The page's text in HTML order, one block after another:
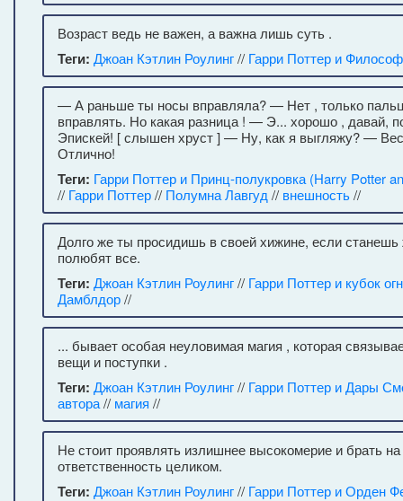
Возраст ведь не важен, а важна лишь суть .
Теги: Джоан Кэтлин Роулинг// Гарри Поттер и
— А раньше ты носы вправляла? — Нет , только
вправлять. Но какая разница ! — Э... хорошо , давай,
Эпискей! [ слышен хруст ] — Ну, как я выгляжу? —
Отлично!
Теги: Гарри Поттер и Принц-полукровка (Harry Potter
// Гарри Поттер// Полумна Лавгуд // внешность//
Долго же ты просидишь в своей хижине, если станешь
полюбят все.
Теги: Джоан Кэтлин Роулинг// Гарри Поттер и кубок
Дамблдор//
... бывает особая неуловимая магия , которая
вещи и поступки .
Теги: Джоан Кэтлин Роулинг// Гарри Поттер и Дары
автора// магия //
Не стоит проявлять излишнее высокомерие и брать
ответственность целиком.
Теги: Джоан Кэтлин Роулинг// Гарри Поттер и Орден